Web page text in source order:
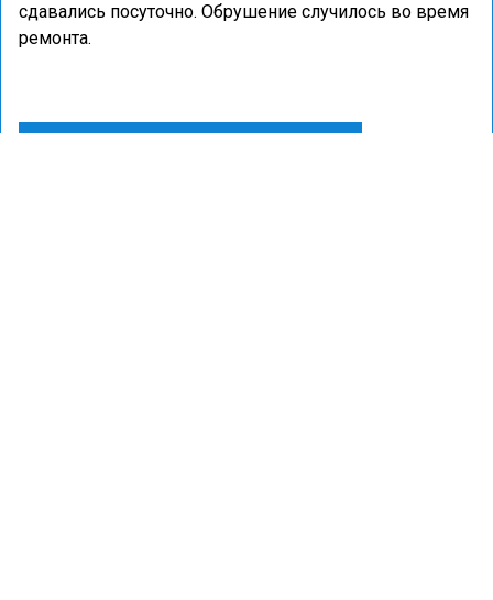
сдавались посуточно. Обрушение случилось во время
ремонта.